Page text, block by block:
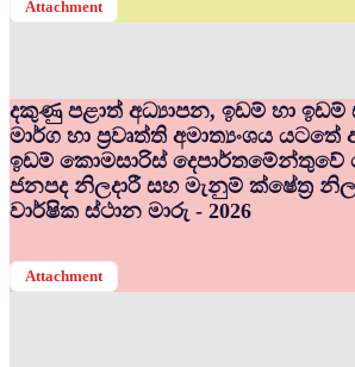
Attachment
දකුණු පළාත් අධ්‍යාපන, ඉඩම් හා ඉඩම්
මාර්ග හා ප්‍රවෘත්ති අමාත්‍යංශය
ඉඩම් කොමසාරිස්
ජනපද නිලදාරී සහ මැනුම් ක්ෂේත්‍ර
වාර්ෂික ස්ථාන මාරු - 2026
Attachment